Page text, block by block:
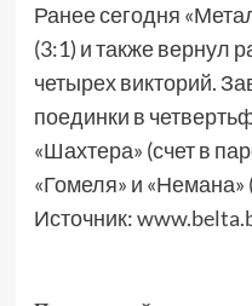
Ранее сегодня
(3:1) и также вернул
четырех викторий.
поединки в
«Шахтера» (счет в
«Гомеля» и «Немана»
Источник: